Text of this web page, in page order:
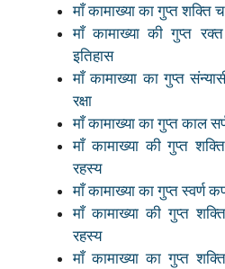
माँ कामाख्या का गुप्त
माँ कामाख्या की गुप्त
इतिहास
माँ कामाख्या का गुप्त
रक्षा
माँ कामाख्या का गुप्त काल
माँ कामाख्या की गुप्त
रहस्य
माँ कामाख्या का गुप्त
माँ कामाख्या की गुप्त
रहस्य
माँ कामाख्या का गुप्त